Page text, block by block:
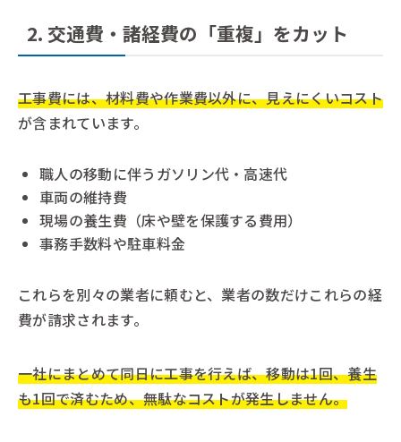
2. 交通費・諸経費の「重複」をカット
工事費には、材料費や作業費以外に、見えにくいコスト
が含まれています。
職人の移動に伴うガソリン代・高速代
車両の維持費
現場の養生費（床や壁を保護する費用）
事務手数料や駐車料金
これらを別々の業者に頼むと、業者の数だけこれらの経
費が請求されます。
一社にまとめて同日に工事を行えば、移動は1回、養生
も1回で済むため、無駄なコストが発生しません。